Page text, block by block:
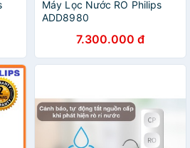
Máy Lọc Nước RO Philips
ADD8980
7.300.000 đ